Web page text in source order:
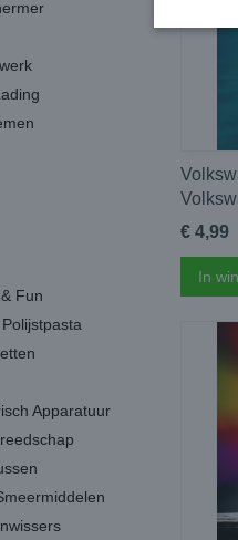
Fun
Apparatuur
€ 4,99
In